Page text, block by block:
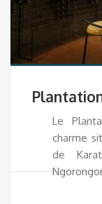
Le
charme
de